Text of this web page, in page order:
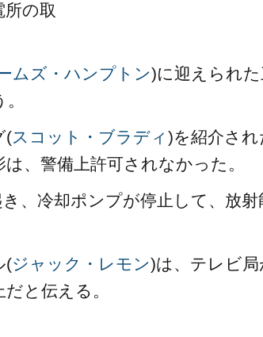
の取
ムズ・ハンプトン)に迎えられ
(スコット・ブラディ )を紹介され
、警備上許可されなかった。
、冷却ポンプが停止して、放
(ジャック・レモン)は、テレビ
と伝える。